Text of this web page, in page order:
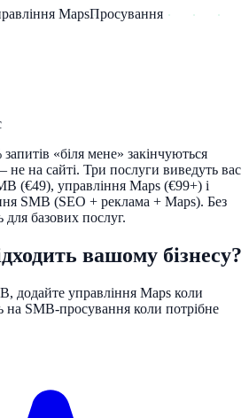
MapsПросування
«біля мене» закінчуються
на сайті. Три послуги виведуть вас
(€49), управління Maps (€99+) і
SMB (SEO + реклама + Maps). Без
для базових послуг.
вашому бізнесу?
додайте управління Maps коли
на SMB-просування коли потрібне